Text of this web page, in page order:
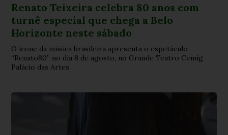
Renato Teixeira celebra 80 anos com
turnê especial que chega a Belo
Horizonte neste sábado
O ícone da música brasileira apresenta o espetáculo
“Renato80” no dia 8 de agosto, no Grande Teatro Cemig
Palácio das Artes.